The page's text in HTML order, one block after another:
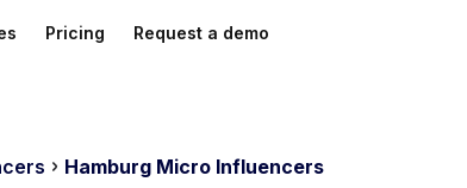
Pricing Request a demo
Hamburg Micro Influencers